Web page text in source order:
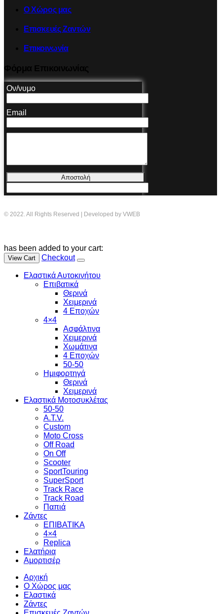
Ο Χώρος μας
Επισκευές Ζαντών
Επικοινωνία
Ον/νυμο
Email
Αποστολή
© 2022. All Rights Reserved | Developed by VWEB
has been added to your cart:
View Cart Checkout
Ελαστικά Αυτοκινήτου
Επιβατικά
Θερινά
Χειμερινά
4 Εποχών
4×4
Ασφάλτινα
Χειμερινά
Χωμάτινα
4 Εποχών
50-50
Ημιφορτηγά
Θερινά
Χειμερινά
Ελαστικά Μοτοσυκλέτας
50-50
A.T.V.
Custom
Moto Cross
Off Road
On Off
Scooter
SportTouring
SuperSport
Track Race
Track Road
Παπιά
Ζάντες
ΕΠΙΒΑΤΙΚΑ
4×4
Replica
Ελατήρια
Αμορτισέρ
Αρχική
Ο Χώρος μας
Ελαστικά
Ζάντες